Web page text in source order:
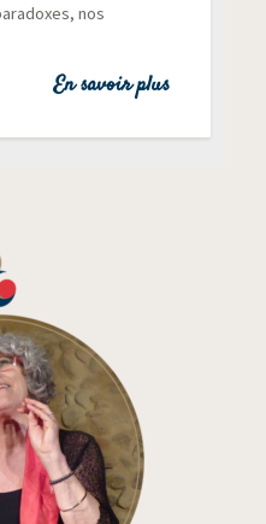
nos
En savoir plus